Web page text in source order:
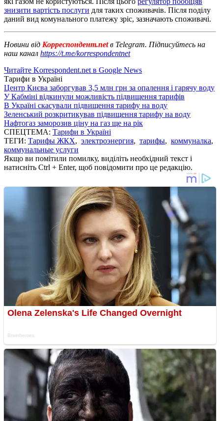
знизити вартість послуги для таких споживачів. Після поділу
даний вид комунального платежу зріс, зазначають споживачі.
Новини від Корреспондент.netв Telegram. Підписуйтесь на
наш канал https://t.me/korrespondentnet
Читайте Korrespondent.net в Google News
Тарифи в Україні
Центр Києва заборгував 3,5 млн грн за опалення і гарячу воду
У Кабміні відкинули можливість підвищення тарифів
В Україні скасували підвищення тарифу на воду
Зеленський розкритикував підвищення тарифу на воду
Нафтогаз заморозив ціну на газ ще на рік
СПЕЦТЕМА: Тарифи в Україні
ТЕГИ: Тарифы ЖКХ, электроэнергия, тарифы, коммуналка,
коммунальные услуги
Якщо ви помітили помилку, виділіть необхідний текст і
натисніть Ctrl + Enter, щоб повідомити про це редакцію.